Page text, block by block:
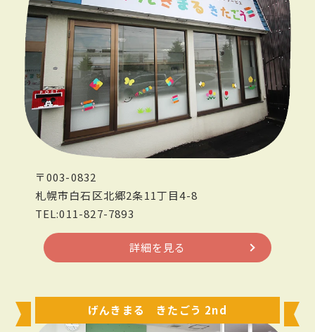
〒003-0832
札幌市白石区北郷2条11丁目4-8
TEL:011-827-7893
詳細を見る
げんきまる きたごう 2nd